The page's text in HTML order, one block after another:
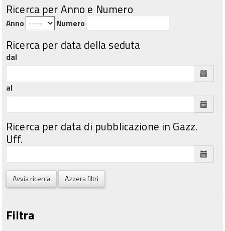
Ricerca per Anno e Numero
Anno Numero
Ricerca per data della seduta
dal
al
Ricerca per data di pubblicazione in Gazz.
Uff.
Avvia ricerca Azzera filtri
Filtra